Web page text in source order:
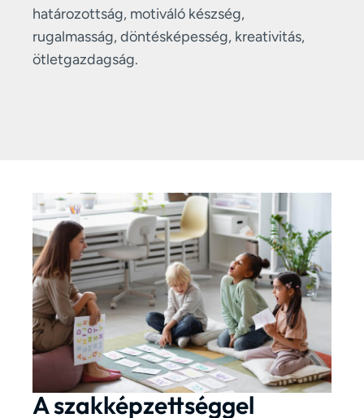
határozottság, motiváló készség,
rugalmasság, döntésképesség, kreativitás,
ötletgazdagság.
A szakképzettséggel